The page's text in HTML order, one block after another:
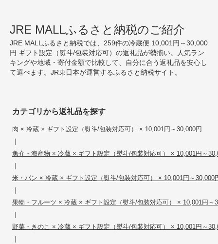
JRE MALLふるさと納税のご紹介
JRE MALLふるさと納税では、259件の冷蔵便 10,001円～30,000
円 ギフト設定（熨斗/包装対応可）の返礼品が勢揃い。人気ラン
キングや地域・寄付金額で比較して、自分に合う返礼品を安心し
て選べます。JR東日本が運営するふるさと納税サイト。
カテゴリから返礼品を探す
肉 × 冷蔵 × ギフト設定（熨斗/包装対応可） × 10,001円～30,000円
|
魚介・海産物 × 冷蔵 × ギフト設定（熨斗/包装対応可） × 10,001円～
|
米・パン × 冷蔵 × ギフト設定（熨斗/包装対応可） × 10,001円～30,000
|
果物・フルーツ × 冷蔵 × ギフト設定（熨斗/包装対応可） × 10,001円～
|
野菜・きのこ × 冷蔵 × ギフト設定（熨斗/包装対応可） × 10,001円～
|